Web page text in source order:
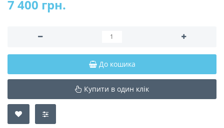
7 400 грн.
До кошика
Купити в один клік